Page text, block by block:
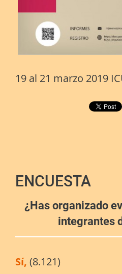
19 al 21 marzo 2019
ENCUESTA
¿Has organizado
integrantes
Sí, (8.121)